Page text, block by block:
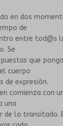
en dos
de
entre tod@s
Se
que
cuerpo
de expresión.
comienza con
una
lo transitado.